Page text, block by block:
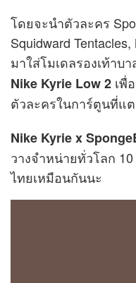
โดยจะนำตัวละคร
Squidward
มาใส่โมเดลรองเท้าบ
Nike Kyrie Low 2 เพื่
ตัวละครในการ์ตูนที่แ
Nike Kyrie x
วางจำหน่ายทั่วโลก
ไทยเหมือนกันนะ